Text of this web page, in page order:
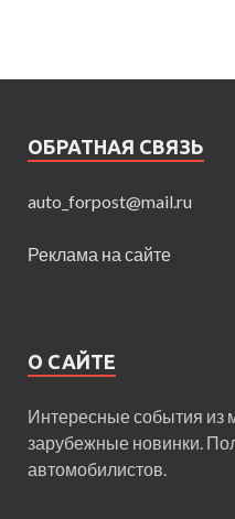
ОБРАТНАЯ СВЯЗЬ
auto_forpost@mail.ru
Реклама на сайте
О САЙТЕ
Интересные события из
зарубежные новинки.
автомобилистов.